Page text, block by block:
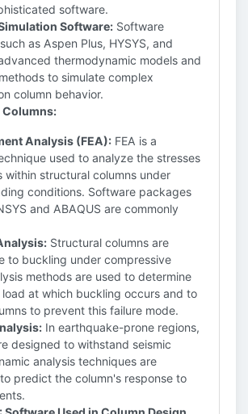
software.
Software: Software
as Aspen Plus, HYSYS, and
thermodynamic models and
to simulate complex
column behavior.
Analysis (FEA): FEA is a
used to analyze the stresses
within structural columns under
conditions. Software packages
and ABAQUS are commonly
Structural columns are
to buckling under compressive
methods are used to determine
at which buckling occurs and to
to prevent this failure mode.
In earthquake-prone regions,
designed to withstand seismic
analysis techniques are
predict the column's response to